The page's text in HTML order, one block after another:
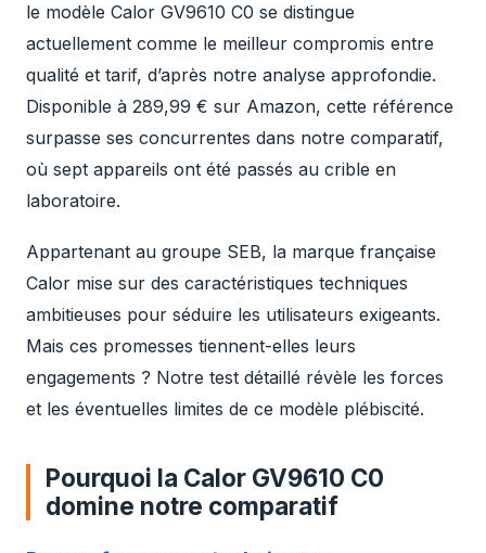
le modèle Calor GV9610 C0 se distingue
actuellement comme le meilleur compromis entre
qualité et tarif, d’après notre analyse approfondie.
Disponible à 289,99 € sur Amazon, cette référence
surpasse ses concurrentes dans notre comparatif,
où sept appareils ont été passés au crible en
laboratoire.
Appartenant au groupe SEB, la marque française
Calor mise sur des caractéristiques techniques
ambitieuses pour séduire les utilisateurs exigeants.
Mais ces promesses tiennent-elles leurs
engagements ? Notre test détaillé révèle les forces
et les éventuelles limites de ce modèle plébiscité.
Pourquoi la Calor GV9610 C0
domine notre comparatif